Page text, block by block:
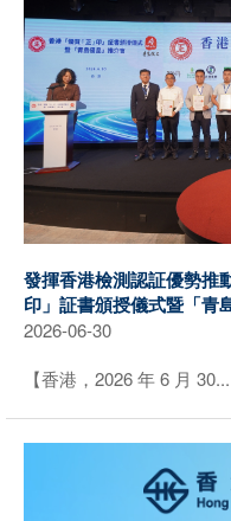
發揮香港檢測認証優勢推
印」証書頒授儀式暨「青
2026-06-30
【香港，2026 年 6 月 30...